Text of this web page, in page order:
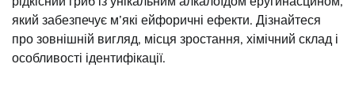
який забезпечує м’які ейфоричні ефекти. Дізнайтеся
про зовнішній вигляд, місця зростання, хімічний склад і
особливості ідентифікації.